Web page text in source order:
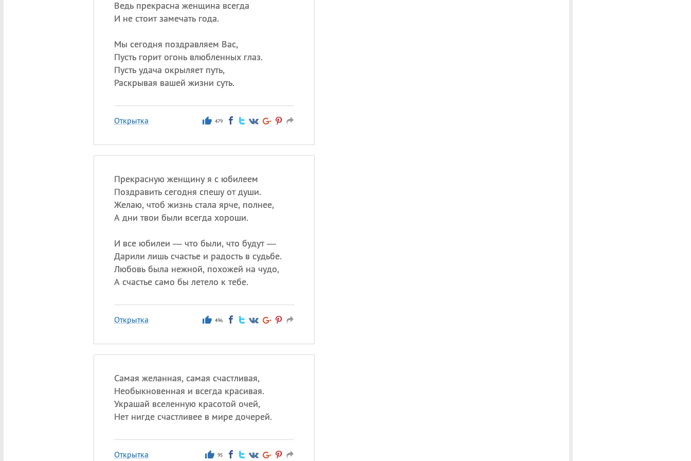
Ведь прекрасна женщина всегда
И не стоит замечать года.
Мы сегодня поздравляем Вас,
Пусть горит огонь влюбленных глаз.
Пусть удача окрыляет путь,
Раскрывая вашей жизни суть.
Открытка 479
Прекрасную женщину я с юбилеем
Поздравить сегодня спешу от души.
Желаю, чтоб жизнь стала ярче, полнее,
А дни твои были всегда хороши.
И все юбилеи — что были, что будут —
Дарили лишь счастье и радость в судьбе.
Любовь была нежной, похожей на чудо,
А счастье само бы летело к тебе.
Открытка 496
Самая желанная, самая счастливая,
Необыкновенная и всегда красивая.
Украшай вселенную красотой очей,
Нет нигде счастливее в мире дочерей.
Открытка 95